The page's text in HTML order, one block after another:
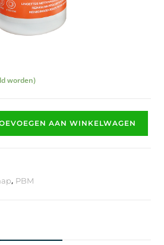
worden)
AAN WINKELWAGEN
, PBM